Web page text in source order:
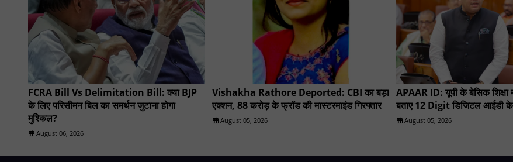
FCRA Bill Vs Delimitation Bill: क्या BJP
के लिए परिसीमन बिल का समर्थन जुटाना होगा
मुश्किल?
August 06, 2026
Vishakha Rathore Deported: CBI का बड़ा
एक्शन, 88 करोड़ के फ्रॉड की मास्टरमाइंड गिरफ्तार
August 05, 2026
APAAR ID: यूपी के बेसिक शिक्षा
बताए 12 Digit डिजिटल आईडी
August 05, 2026